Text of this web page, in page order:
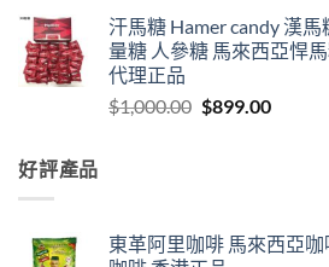
汗馬糖 Hamer candy 漢
量糖 人參糖 馬來西亞悍
代理正品
$1,000.00 Original
$899.00Current
好評產品
東革阿里咖啡 馬來西亞